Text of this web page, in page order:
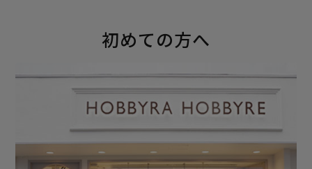
初めての方へ